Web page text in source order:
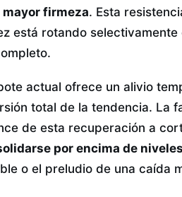
firmeza. Esta
está rotando selectivamente
actual ofrece un alivio
total de la tendencia. La
de esta recuperación a
por encima de
o el preludio de una caída